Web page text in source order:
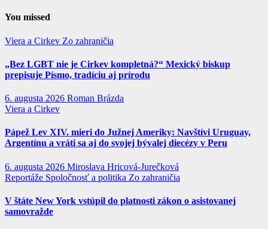
You missed
Viera a Cirkev Zo zahraničia
„Bez LGBT nie je Cirkev kompletná?“ Mexický biskup
prepisuje Písmo, tradíciu aj prírodu
6. augusta 2026 Roman Brázda
Viera a Cirkev
Pápež Lev XIV. mieri do Južnej Ameriky: Navštívi Uruguay,
Argentínu a vráti sa aj do svojej bývalej diecézy v Peru
6. augusta 2026 Miroslava Hricová-Jurečková
Reportáže Spoločnosť a politika Zo zahraničia
V štáte New York vstúpil do platnosti zákon o asistovanej
samovražde